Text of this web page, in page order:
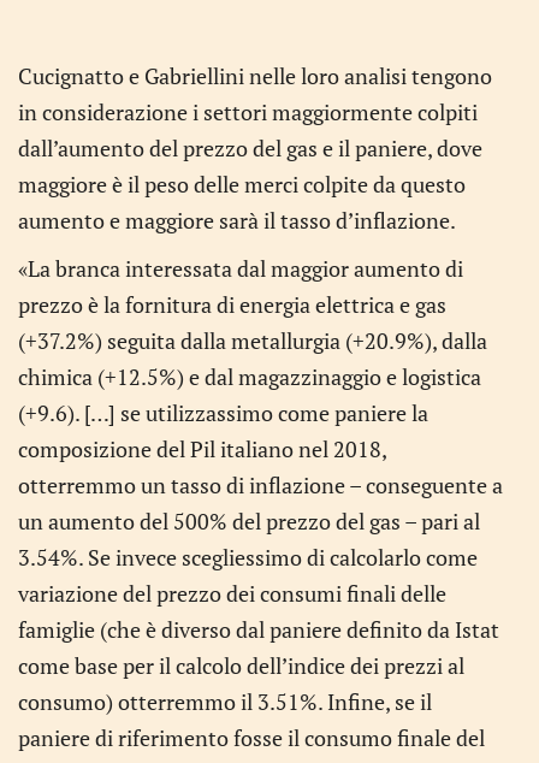
Cucignatto e Gabriellini nelle loro analisi tengono
in considerazione i settori maggiormente colpiti
dall’aumento del prezzo del gas e il paniere, dove
maggiore è il peso delle merci colpite da questo
aumento e maggiore sarà il tasso d’inflazione.
«La branca interessata dal maggior aumento di
prezzo è la fornitura di energia elettrica e gas
(+37.2%) seguita dalla metallurgia (+20.9%), dalla
chimica (+12.5%) e dal magazzinaggio e logistica
(+9.6). […] se utilizzassimo come paniere la
composizione del Pil italiano nel 2018,
otterremmo un tasso di inflazione – conseguente a
un aumento del 500% del prezzo del gas – pari al
3.54%. Se invece scegliessimo di calcolarlo come
variazione del prezzo dei consumi finali delle
famiglie (che è diverso dal paniere definito da Istat
come base per il calcolo dell’indice dei prezzi al
consumo) otterremmo il 3.51%. Infine, se il
paniere di riferimento fosse il consumo finale del